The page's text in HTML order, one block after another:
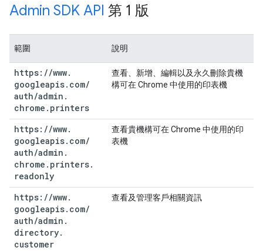
Admin SDK API 第 1 版
範圍 說明
https: //www.
googleapis. com/
auth/admin .
chrome . printers
查看、新增、編輯以及永久刪除貴機
構可在 Chrome 中使用的印表機
https: //www.
googleapis. com/
auth/admin .
chrome . printers.
readonly
查看貴機構可在 Chrome 中使用的印
表機
https: //www.
googleapis. com/
auth/admin .
directory.
customer
查看及管理客戶相關資訊